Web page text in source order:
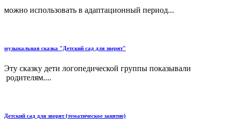
можно использовать в адаптационный период...
музыкальная сказка "Детский сад для зверят"
Эту сказку дети логопедической группы показывали
родителям....
Детский сад для зверят (тематическое занятие)